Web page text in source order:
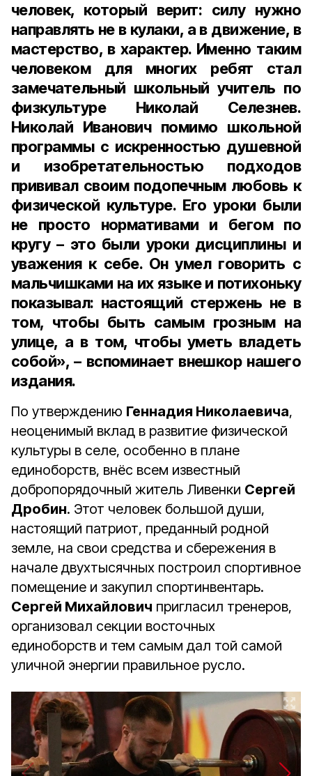
человек, который верит: силу нужно
направлять не в кулаки, а в движение, в
мастерство, в характер. Именно таким
человеком
для многих ребят
стал
замечательный школьный учитель по
физкультуре
Николай Селезнев.
Николай Иванович помимо школьной
программы с искренностью душевной
и
изобретательностью
подходов
прививал своим подопечным любовь к
физической культуре. Его уроки были
не
просто нормативами и бегом
по
кругу – это были уроки дисциплины и
уважения к себе. Он умел говорить с
мальчишками на их языке и потихоньку
показывал: настоящий стержень не в
том, чтобы быть самым грозным на
улице, а в том, чтобы уметь владеть
собой», – вспоминает внешкор нашего
издания.
По утверждению Геннадия Николаевича,
неоценимый вклад в развитие физической
культуры в селе, особенно в плане
единоборств, внёс всем известный
добропорядочный житель Ливенки Сергей
Дробин. Этот человек большой души,
настоящий патриот, преданный родной
земле, на свои средства и сбережения в
начале двухтысячных построил спортивное
помещение и закупил спортинвентарь.
Сергей Михайлович пригласил тренеров,
организовал секции восточных
единоборств и тем самым дал той самой
уличной энергии правильное русло.